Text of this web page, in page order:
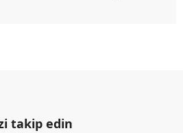
takip edin